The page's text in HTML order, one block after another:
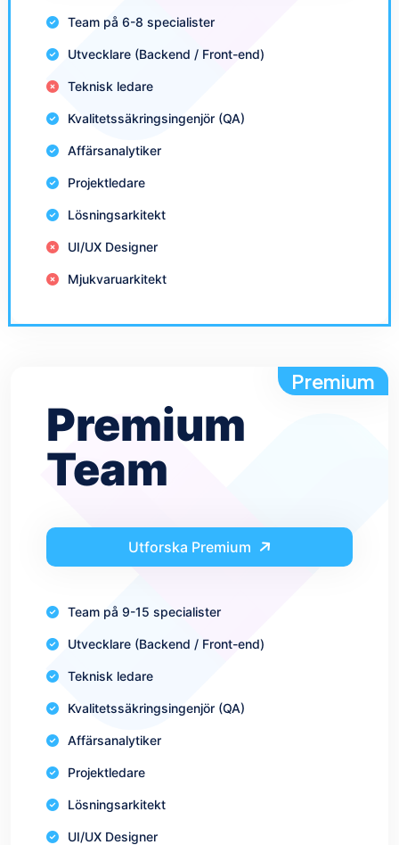
Team på 6-8 specialister
Utvecklare (Backend / Front-end)
Teknisk ledare
Kvalitetssäkringsingenjör (QA)
Affärsanalytiker
Projektledare
Lösningsarkitekt
UI/UX Designer
Mjukvaruarkitekt
Premium
Premium
Team
Utforska Premium
Team på 9-15 specialister
Utvecklare (Backend / Front-end)
Teknisk ledare
Kvalitetssäkringsingenjör (QA)
Affärsanalytiker
Projektledare
Lösningsarkitekt
UI/UX Designer